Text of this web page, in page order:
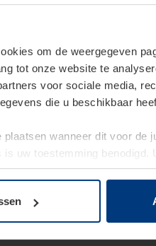
om de weergegeven
tot onze website te
voor sociale media,
die u beschikbaar
wanneer dit voor de
uw toestemming benodigd.
op onze website wijzigen
Nr.
Woonplaats